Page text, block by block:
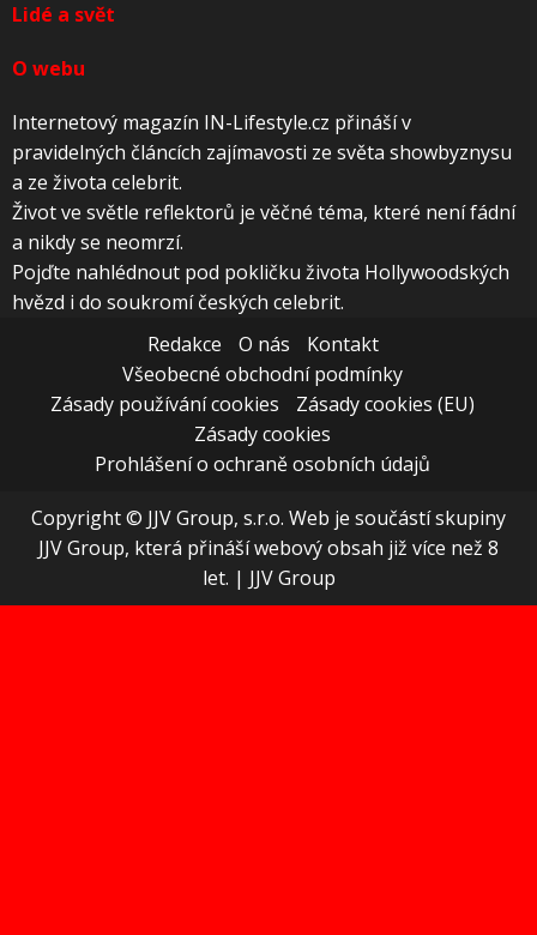
Lidé a svět
O webu
Internetový magazín IN-Lifestyle.cz přináší v
pravidelných článcích zajímavosti ze světa showbyznysu
a ze života celebrit.
Život ve světle reflektorů je věčné téma, které není fádní
a nikdy se neomrzí.
Pojďte nahlédnout pod pokličku života Hollywoodských
hvězd i do soukromí českých celebrit.
Redakce
O nás
Kontakt
Všeobecné obchodní podmínky
Zásady používání cookies
Zásady cookies (EU)
Zásady cookies
Prohlášení o ochraně osobních údajů
Copyright © JJV Group, s.r.o. Web je součástí skupiny
JJV Group, která přináší webový obsah již více než 8
let. | JJV Group